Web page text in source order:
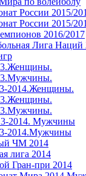
России 2015/
России 2015/
2016/2017
Лига Наций
2014.Женщины.
2014. Мужчины
2014.Мужчины
ЧМ 2014
лига 2014
Гран-при 2014